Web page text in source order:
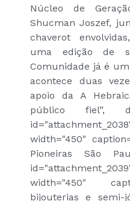
Núcleo de
Shucman Joszef,
chaverot
uma edição de
Comunidade já é
acontece duas
apoio da A
público fiel”,
width="450"
Pioneiras São
width="450"
bijouterias e semi-